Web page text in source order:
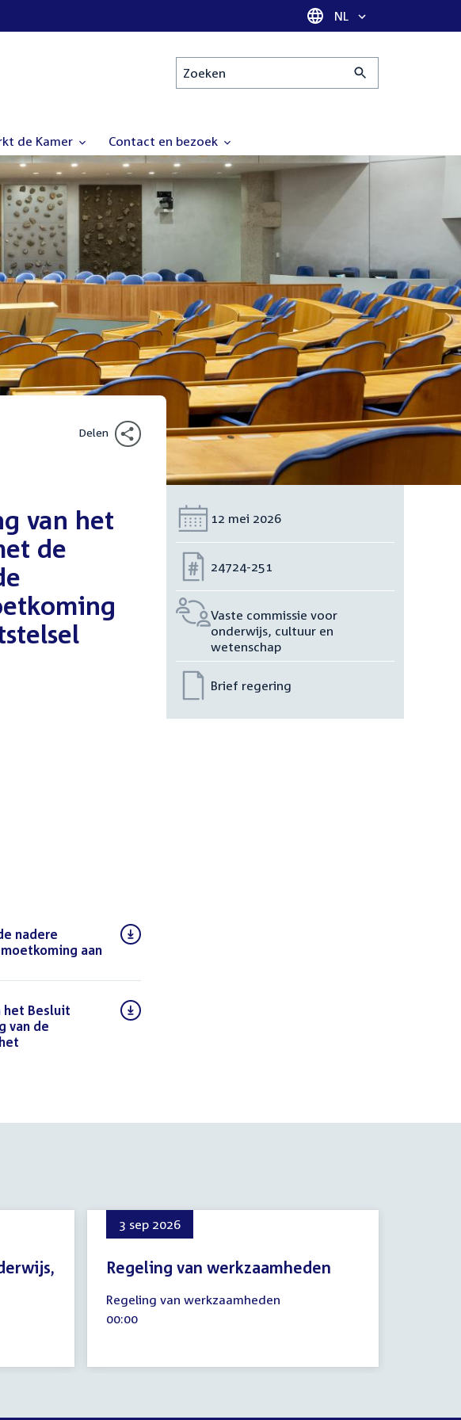
Taal selectie
NL
Zoeken
de Kamer Contact en bezoek
Delen
van het
de
nadere
aan
het Besluit
van de
Datum:
12 mei 2026
Nummer:
24724-251
Vaste commissie voor
onderwijs, cultuur en
wetenschap
Brief regering
3 sep 2026
Regeling van werkzaamheden
september
2026
Regeling van werkzaamheden
Tijd
00:00